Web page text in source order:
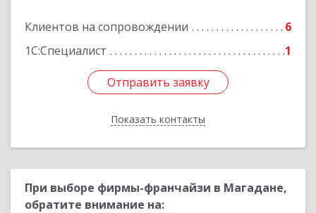
Клиентов на сопровождении
6
1С:Специалист
1
Отправить заявку
Показать контакты
Отправить заявку
Назад
При выборе фирмы-франчайзи в Магадане,
обратите внимание на: